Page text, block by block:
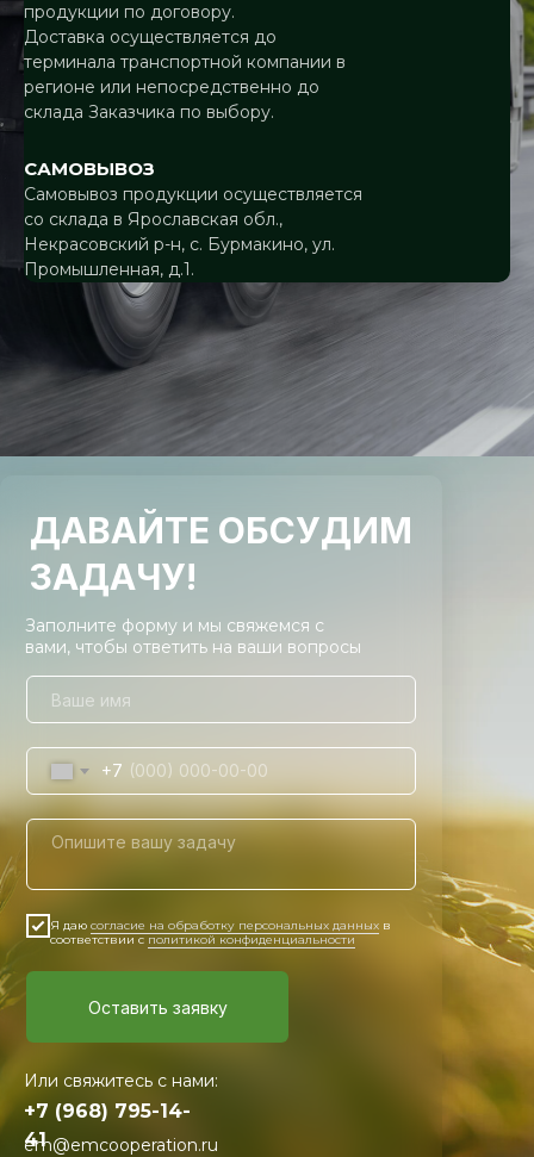
продукции по договору.
Доставка осуществляется до
терминала транспортной компании в
регионе или непосредственно до
склада Заказчика по выбору.
САМОВЫВОЗ
Самовывоз продукции осуществляется
со склада в Ярославская обл.,
Некрасовский р-н, с. Бурмакино, ул.
Промышленная, д.1.
em@emcooperation.ru
+7 (968) 795-14-
41
Или свяжитесь с нами:
Заполните форму и мы свяжемся с
вами, чтобы ответить на ваши вопросы
+7
Я даю согласие на обработку персональных данных в
соответствии сполитикой конфиденциальности
Оставить заявку
ДАВАЙТЕ ОБСУДИМ
ЗАДАЧУ!